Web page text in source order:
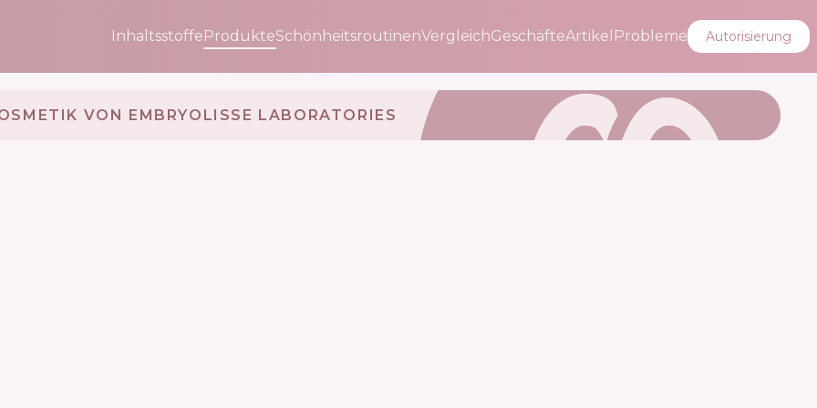
InhaltsstoffeProdukteSchönheitsroutinenVergleichGeschäfteArtikel Probleme Autorisierung
VON EMBRYOLISSE LABORATORIES 🇫🇷